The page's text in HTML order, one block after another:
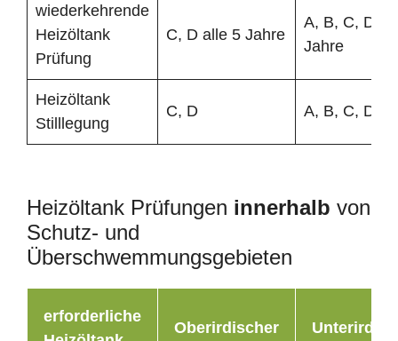
wiederkehrende
Heizöltank
Prüfung
C, D alle 5 Jahre
A, B, C, D
Jahre
Heizöltank
Stilllegung
C, D A, B, C, D
Heizöltank Prüfungen innerhalb von
Schutz- und
Überschwemmungsgebieten
erforderliche
Oberirdischer